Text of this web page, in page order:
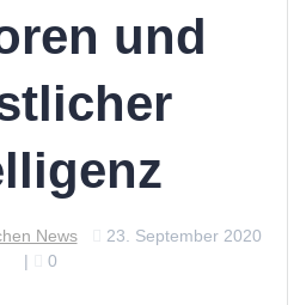
und
News
23. September 2020
|
0